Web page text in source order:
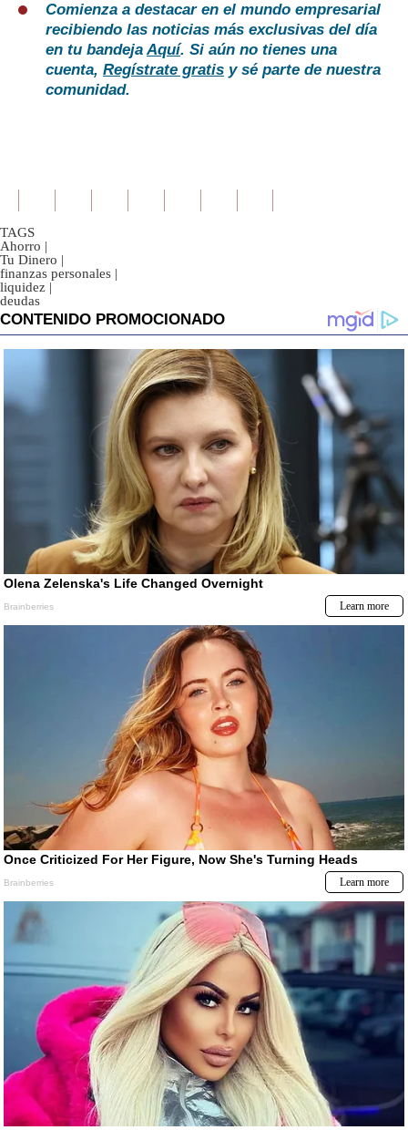
Comienza a destacar en el mundo empresarial
recibiendo las noticias más exclusivas del día
en tu bandejaAquí. Si aún no tienes una
cuenta, Regístrate gratis y sé parte de nuestra
comunidad.
TAGS
Ahorro |
Tu Dinero |
finanzas personales |
liquidez |
deudas